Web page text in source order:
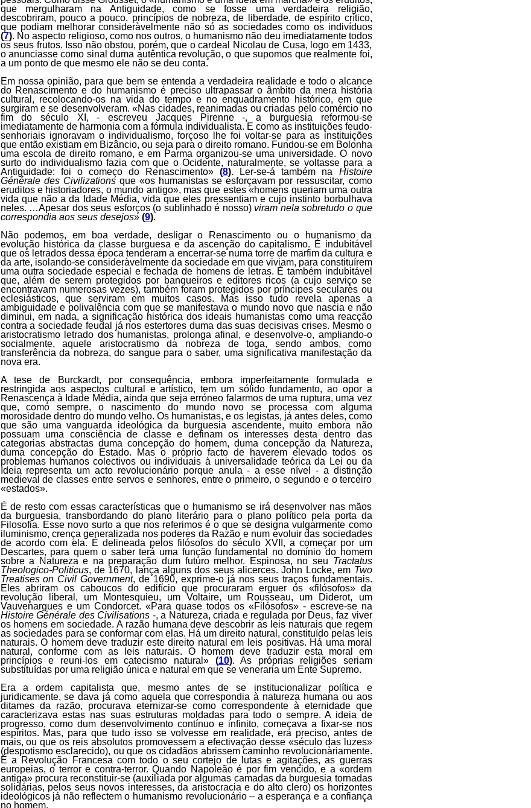
que mergulharam na Antiguidade, como se fosse uma verdadeira religião,
descobriram, pouco a pouco, princípios de nobreza, de liberdade, de espírito crítico,
que podiam melhorar consideràvelmente não só as sociedades como os indivíduos
(7). No aspecto religioso, como nos outros, o humanismo não deu imediatamente todos
os seus frutos. Isso não obstou, porém, que o cardeal Nicolau de Cusa, logo em 1433,
o anunciasse como sinal duma autêntica revolução, o que supomos que realmente foi,
a um ponto de que mesmo ele não se deu conta.
Em nossa opinião, para que bem se entenda a verdadeira realidade e todo o alcance
do Renascimento e do humanismo é preciso ultrapassar o âmbito da mera história
cultural, recolocando-os na vida do tempo e no enquadramento histórico, em que
surgiram e se desenvolveram. «Nas cidades, reanimadas ou criadas pelo comércio no
fim do século XI, - escreveu Jacques Pirenne -, a burguesia reformou-se
imediatamente de harmonia com a fórmula individualista. E como as instituições feudo-
senhoriais ignoravam o individualismo, forçoso lhe foi voltar-se para as instituições
que então existiam em Bizâncio, ou seja para o direito romano. Fundou-se em Bolonha
uma escola de direito romano, e em Parma organizou-se uma universidade. O novo
surto do individualismo fazia com que o Ocidente, naturalmente, se voltasse para a
Antiguidade: foi o começo do Renascimento» (8). Ler-se-á também na Histoire
Générale des Civilizationsque «os humanistas se esforçavam por ressuscitar, como
eruditos e historiadores, o mundo antigo», mas que estes «homens queriam uma outra
vida que não a da Idade Média, vida que eles pressentiam e cujo instinto borbulhava
neles. …Apesar dos seus esforços (o sublinhado é nosso) viram nela sobretudo o que
correspondia aos seus desejos» (9).
Não podemos, em boa verdade, desligar o Renascimento ou o humanismo da
evolução histórica da classe burguesa e da ascenção do capitalismo. É indubitável
que os letrados dessa época tenderam a encerrar-se numa torre de marfim da cultura e
da arte, isolando-se consideràvelmente da sociedade em que viviam, para constituírem
uma outra sociedade especial e fechada de homens de letras. É também indubitável
que, além de serem protegidos por banqueiros e editores ricos (a cujo serviço se
encontravam numerosas vezes), também foram protegidos por príncipes seculares ou
eclesiásticos, que serviram em muitos casos. Mas isso tudo revela apenas a
ambiguidade e polivalência com que se manifestava o mundo novo que nascia e não
diminui, em nada, a significação histórica dos ideais humanistas como uma reacção
contra a sociedade feudal já nos estertores duma das suas decisivas crises. Mesmo o
aristocratismo letrado dos humanistas, prolonga afinal, e desenvolve-o, ampliando-o
socialmente, aquele aristocratismo da nobreza de toga, sendo ambos, como
transferência da nobreza, do sangue para o saber, uma significativa manifestação da
nova era.
A tese de Burckardt, por consequência, embora imperfeitamente formulada e
restringida aos aspectos cultural e artístico, tem um sólido fundamento, ao opor a
Renascença à Idade Média, ainda que seja erróneo falarmos de uma ruptura, uma vez
que, como sempre, o nascimento do mundo novo se processa com alguma
morosidade dentro do mundo velho. Os humanistas, e os legistas, já antes deles, como
que são uma vanguarda ideológica da burguesia ascendente, muito embora não
possuam uma consciência de classe e definam os interesses desta dentro das
categorias abstractas duma concepção do homem, duma concepção da Natureza,
duma concepção do Estado. Mas o próprio facto de haverem elevado todos os
problemas humanos colectivos ou individuais à universalidade teórica da Lei ou da
Ideia representa um acto revolucionário porque anula - a esse nível - a distinção
medieval de classes entre servos e senhores, entre o primeiro, o segundo e o terceiro
«estados».
É de resto com essas características que o humanismo se irá desenvolver nas mãos
da burguesia, transbordando do plano literário para o plano político pela porta da
Filosofia. Esse novo surto a que nos referimos é o que se designa vulgarmente como
iluminismo, crença generalizada nos poderes da Razão e num evoluir das sociedades
de acordo com ela. É delineada pelos filósofos do século XVII, a começar por um
Descartes, para quem o saber terá uma função fundamental no domínio do homem
sobre a Natureza e na preparação dum futuro melhor. Espinosa, no seu Tractatus
Theologico-Politicus, de 1670, lança alguns dos seus alicerces. John Locke, em Two
Treatises on Civil Government, de 1690, exprime-o já nos seus traços fundamentais.
Eles abriram os caboucos do edifício que procuraram erguer os «filósofos» da
revolução liberal, um Montesquieu, um Voltaire, um Rousseau, um Diderot, um
Vauvenargues e um Condorcet. «Para quase todos os «Filósofos» - escreve-se na
Histoire Générale des Civilisations -, a Natureza, criada e regulada por Deus, faz viver
os homens em sociedade. A razão humana deve descobrir as leis naturais que regem
as sociedades para se conformar com elas. Há um direito natural, constituído pelas leis
naturais. O homem deve traduzir este direito natural em leis positivas. Há uma moral
natural, conforme com as leis naturais. O homem deve traduzir esta moral em
princípios e reuni-los em catecismo natural» (10). As próprias religiões seriam
substituídas por uma religião única e natural em que se veneraria um Ente Supremo.
Era a ordem capitalista que, mesmo antes de se institucionalizar política e
juridicamente, se dava já como aquela que correspondia à natureza humana ou aos
ditames da razão, procurava eternizar-se como correspondente à eternidade que
caracterizava estas nas suas estruturas moldadas para todo o sempre. A ideia de
progresso, como dum desenvolvimento contínuo e infinito, começava a fixar-se nos
espíritos. Mas, para que tudo isso se volvesse em realidade, era preciso, antes de
mais, ou que os reis absolutos promovessem a efectivação desse «século das luzes»
(despotismo esclarecido), ou que os cidadãos abrissem caminho revolucionàriamente.
É a Revolução Francesa com todo o seu cortejo de lutas e agitações, as guerras
europeias, o terror e contra-terror. Quando Napoleão é por fim vencido, e a «ordem
antiga» procura reconstituir-se (auxiliada por algumas camadas da burguesia tornadas
solidárias, pelos seus novos interesses, da aristocracia e do alto clero) os horizontes
ideológicos já não reflectem o humanismo revolucionário – a esperança e a confiança
no homem.